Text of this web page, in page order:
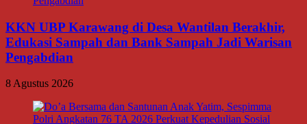
KKN UBP Karawang di Desa Wantilan Berakhir,
Edukasi Sampah dan Bank Sampah Jadi Warisan
Pengabdian
8 Agustus 2026